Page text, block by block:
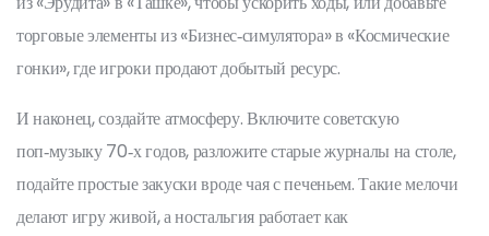
торговые элементы из «Бизнес‑симулятора» в «Космические
гонки», где игроки продают добытый ресурс.
И наконец, создайте атмосферу. Включите советскую
поп‑музыку 70‑х годов, разложите старые журналы на столе,
подайте простые закуски вроде чая с печеньем. Такие мелочи
делают игру живой, а ностальгия работает как